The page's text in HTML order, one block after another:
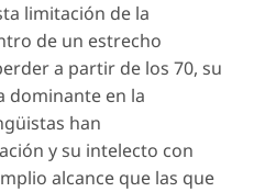
limitación de la
de un estrecho
a partir de los 70, su
dominante en la
han
y su intelecto con
alcance que las que